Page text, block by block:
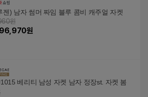
젠) 남자 썸머 짜임 블루 콤비 캐주얼 자켓
원
96,970원
베리티 남성 자켓 남자 정장st. 자켓 봄